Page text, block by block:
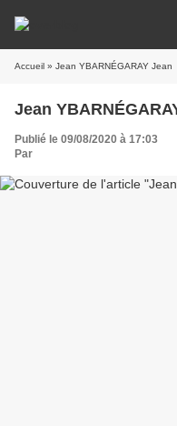
Accueil » Jean YBARNÉGARAY Jean
Jean
Publié le 09/08/2020 à 17:03
Par